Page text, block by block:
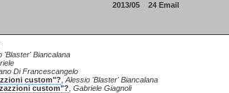
2013/05 24 Email
'Blaster' Biancalana
Di Francescangelo
custom"? Alessio 'Blaster' Biancalana
custom"? Gabriele Giagnoli